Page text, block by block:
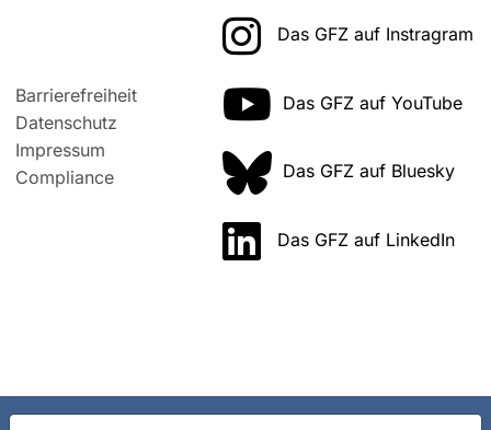
Barrierefreiheit
Datenschutz
Impressum
Compliance
Das GFZ auf Instragram
Das GFZ auf YouTube
Das GFZ auf Bluesky
Das GFZ auf LinkedIn